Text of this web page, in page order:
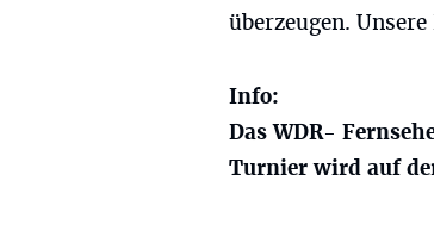
überzeugen.
Info:
Das WDR-
Turnier wird auf